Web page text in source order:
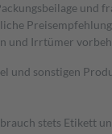
Preisempfehlung
und Irrtümer
und sonstigen
stets Etikett